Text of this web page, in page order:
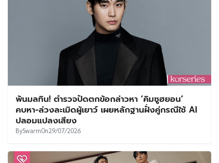
พ้นมลทิน! ตำรวจปัดตกข้อกล่าวหา ‘คิมซูฮยอน’
คบหา-ล่วงละเมิดผู้เยาว์ เผยหลักฐานฝั่งคู่กรณีใช้ AI
ปลอมแปลงเสียง
BySwarmOn29/07/2026